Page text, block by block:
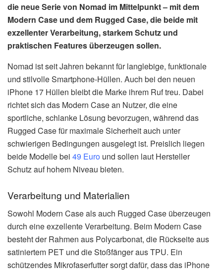
die neue Serie von Nomad im Mittelpunkt – mit dem
Modern Case und dem Rugged Case, die beide mit
exzellenter Verarbeitung, starkem Schutz und
praktischen Features überzeugen sollen.
Nomad ist seit Jahren bekannt für langlebige, funktionale
und stilvolle Smartphone-Hüllen. Auch bei den neuen
iPhone 17 Hüllen bleibt die Marke ihrem Ruf treu. Dabei
richtet sich das Modern Case an Nutzer, die eine
sportliche, schlanke Lösung bevorzugen, während das
Rugged Case für maximale Sicherheit auch unter
schwierigen Bedingungen ausgelegt ist. Preislich liegen
beide Modelle bei 49 Euro und sollen laut Hersteller
Schutz auf hohem Niveau bieten.
Verarbeitung und Materialien
Sowohl Modern Case als auch Rugged Case überzeugen
durch eine exzellente Verarbeitung. Beim Modern Case
besteht der Rahmen aus Polycarbonat, die Rückseite aus
satiniertem PET und die Stoßfänger aus TPU. Ein
schützendes Mikrofaserfutter sorgt dafür, dass das iPhone